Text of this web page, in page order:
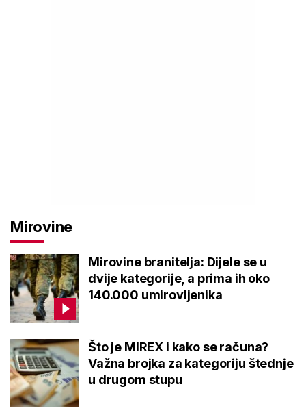
Mirovine
Mirovine branitelja: Dijele se u
dvije kategorije, a prima ih oko
140.000 umirovljenika
Što je MIREX i kako se računa?
Važna brojka za kategoriju štednje
u drugom stupu